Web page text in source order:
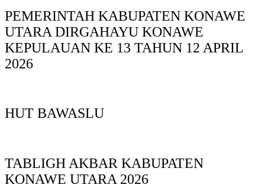
PEMERINTAH KABUPATEN KONAWE
UTARA DIRGAHAYU KONAWE
KEPULAUAN KE 13 TAHUN 12 APRIL
2026
HUT BAWASLU
TABLIGH AKBAR KABUPATEN
KONAWE UTARA 2026